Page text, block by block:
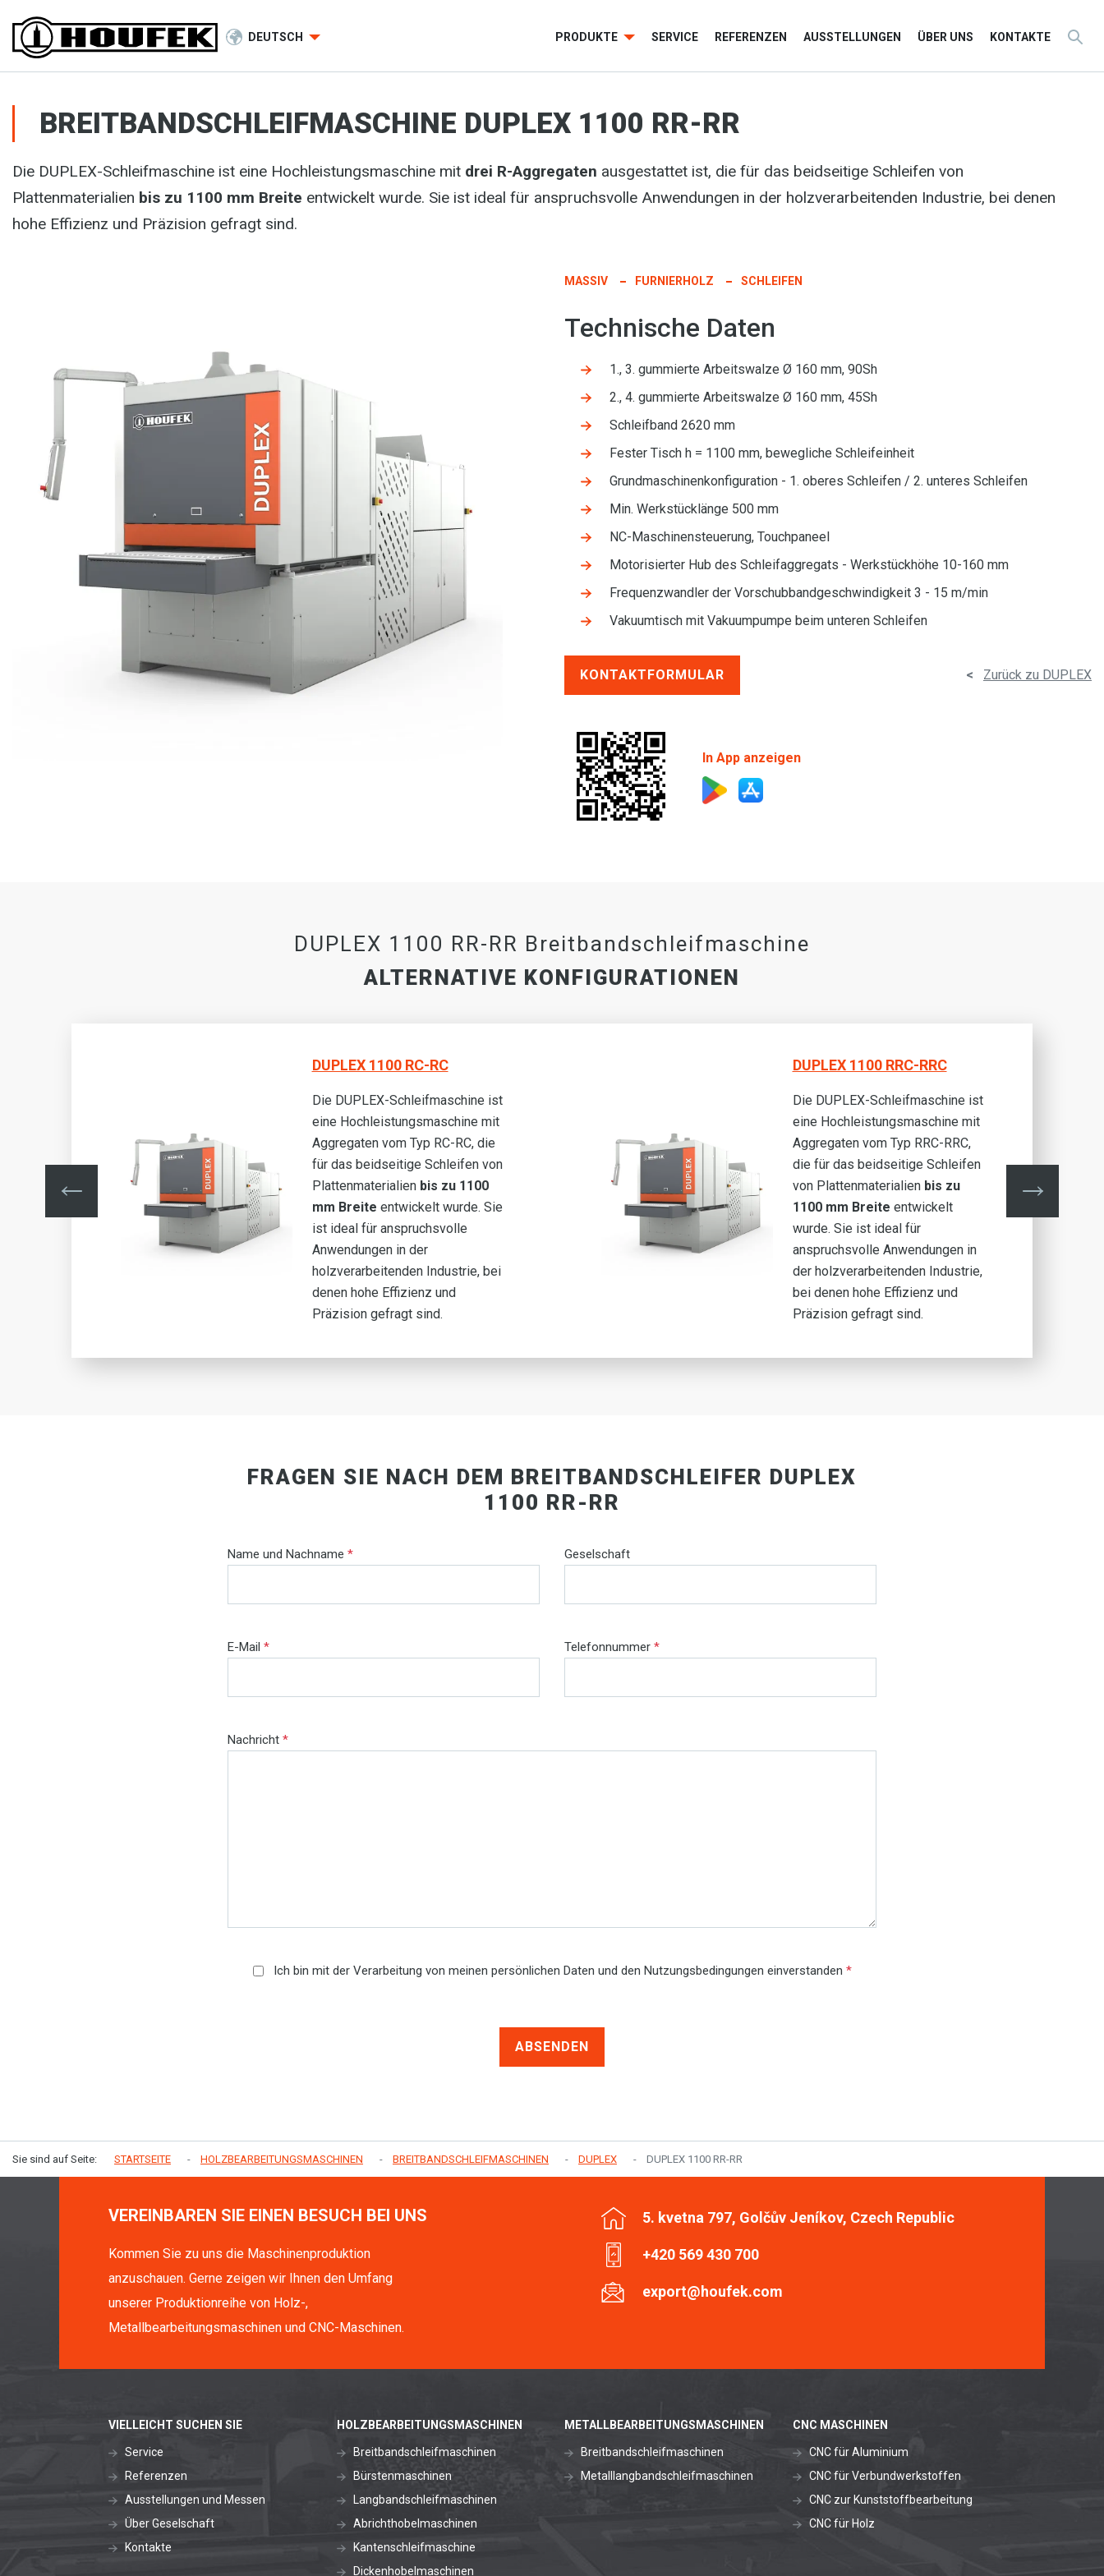
DEUTSCH PRODUKTE SERVICE REFERENZEN AUSSTELLUNGEN ÜBER UNS KONTAKTE
BREITBANDSCHLEIFMASCHINE DUPLEX 1100 RR-RR
Die DUPLEX-Schleifmaschine ist eine Hochleistungsmaschine mit drei R-Aggregaten ausgestattet ist, die für das beidseitige Schleifen von
Plattenmaterialien bis zu 1100 mm Breite entwickelt wurde. Sie ist ideal für anspruchsvolle Anwendungen in der holzverarbeitenden Industrie, bei denen
hohe Effizienz und Präzision gefragt sind.
MASSIV FURNIERHOLZ SCHLEIFEN
Technische Daten
1., 3. gummierte Arbeitswalze Ø 160 mm, 90Sh
2., 4. gummierte Arbeitswalze Ø 160 mm, 45Sh
Schleifband 2620 mm
Fester Tisch h = 1100 mm, bewegliche Schleifeinheit
Grundmaschinenkonfiguration - 1. oberes Schleifen / 2. unteres Schleifen
Min. Werkstücklänge 500 mm
NC-Maschinensteuerung, Touchpaneel
Motorisierter Hub des Schleifaggregats - Werkstückhöhe 10-160 mm
Frequenzwandler der Vorschubbandgeschwindigkeit 3 - 15 m/min
Vakuumtisch mit Vakuumpumpe beim unteren Schleifen
KONTAKTFORMULAR < Zurück zu DUPLEX
In App anzeigen
DUPLEX 1100 RR-RR Breitbandschleifmaschine
ALTERNATIVE KONFIGURATIONEN
DUPLEX 1100 RC-RC
Die DUPLEX-Schleifmaschine ist
eine Hochleistungsmaschine mit
Aggregaten vom Typ RC-RC, die
für das beidseitige Schleifen von
Plattenmaterialien bis zu 1100
mm Breite entwickelt wurde. Sie
ist ideal für anspruchsvolle
Anwendungen in der
holzverarbeitenden Industrie, bei
denen hohe Effizienz und
Präzision gefragt sind.
DUPLEX 1100 RRC-RRC
Die DUPLEX-Schleifmaschine ist
eine Hochleistungsmaschine mit
Aggregaten vom Typ RRC-RRC,
die für das beidseitige Schleifen
von Plattenmaterialien bis zu
1100 mm Breite entwickelt
wurde. Sie ist ideal für
anspruchsvolle Anwendungen in
der holzverarbeitenden Industrie,
bei denen hohe Effizienz und
Präzision gefragt sind.
FRAGEN SIE NACH DEM BREITBANDSCHLEIFER DUPLEX
1100 RR-RR
Name und Nachname * Geselschaft
E-Mail * Telefonnummer *
Nachricht *
Ich bin mit der Verarbeitung von meinen persönlichen Daten und den Nutzungsbedingungen einverstanden *
ABSENDEN
Sie sind auf Seite: STARTSEITE HOLZBEARBEITUNGSMASCHINEN BREITBANDSCHLEIFMASCHINEN DUPLEX DUPLEX 1100 RR-RR
VEREINBAREN SIE EINEN BESUCH BEI UNS
Kommen Sie zu uns die Maschinenproduktion
anzuschauen. Gerne zeigen wir Ihnen den Umfang
unserer Produktionreihe von Holz-,
Metallbearbeitungsmaschinen und CNC-Maschinen.
5. kvetna 797, Golčův Jeníkov, Czech Republic
+420 569 430 700
export@houfek.com
VIELLEICHT SUCHEN SIE
Service
Referenzen
Ausstellungen und Messen
Über Geselschaft
Kontakte
HOLZBEARBEITUNGSMASCHINEN
Breitbandschleifmaschinen
Bürstenmaschinen
Langbandschleifmaschinen
Abrichthobelmaschinen
Kantenschleifmaschine
Dickenhobelmaschinen
METALLBEARBEITUNGSMASCHINEN
Breitbandschleifmaschinen
Metalllangbandschleifmaschinen
CNC MASCHINEN
CNC für Aluminium
CNC für Verbundwerkstoffen
CNC zur Kunststoffbearbeitung
CNC für Holz